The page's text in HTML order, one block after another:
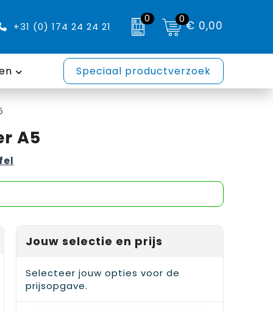
+31 (0) 174 24 24 21
0 0€ 0,00
Speciaal productverzoek
A5
Jouw selectie en prijs
Selecteer jouw opties voor de
prijsopgave.